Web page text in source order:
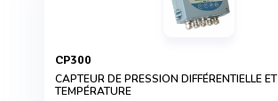
CP300
CAPTEUR DE PRESSION DIFFÉRENTIELLE ET
TEMPÉRATURE